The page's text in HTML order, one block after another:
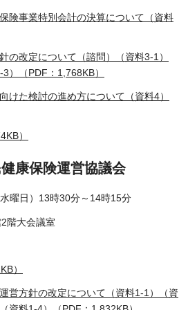
険事業特別会計の決算について（資料
の改定について（諮問）（資料3-1）
）（PDF：1,768KB）
けた検討の進め方について（資料4）
）
康保険運営協議会
曜日）13時30分～14時15分
階大会議室
）
営方針の改定について（資料1-1）（資